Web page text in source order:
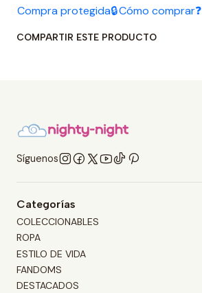
Compra protegida🔒Cómo comprar❓
COMPARTIR ESTE PRODUCTO
Síguenos
Categorías
COLECCIONABLES
ROPA
ESTILO DE VIDA
FANDOMS
DESTACADOS